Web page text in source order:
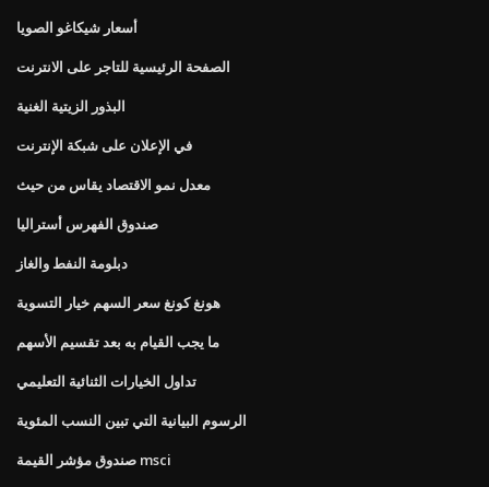
أسعار شيكاغو الصويا
الصفحة الرئيسية للتاجر على الانترنت
البذور الزيتية الغنية
في الإعلان على شبكة الإنترنت
معدل نمو الاقتصاد يقاس من حيث
صندوق الفهرس أستراليا
دبلومة النفط والغاز
هونغ كونغ سعر السهم خيار التسوية
ما يجب القيام به بعد تقسيم الأسهم
تداول الخيارات الثنائية التعليمي
الرسوم البيانية التي تبين النسب المئوية
صندوق مؤشر القيمة msci